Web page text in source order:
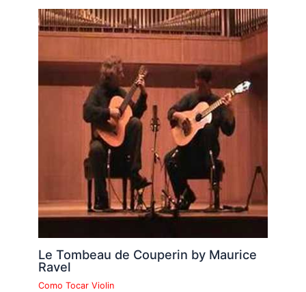
Le Tombeau de Couperin by Maurice
Ravel
Como Tocar Violin